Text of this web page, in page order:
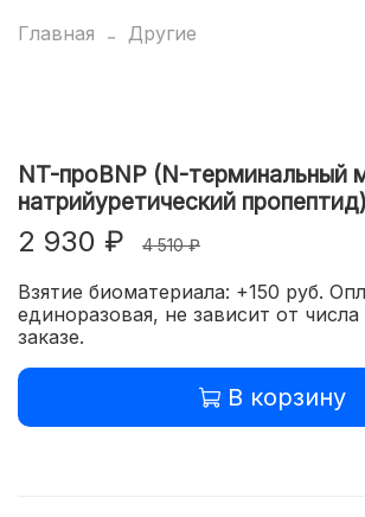
Главная Другие
NT-проBNP (N-терминальный
натрийуретический пропептид)
2 930 ₽ 4 510 ₽
Взятие биоматериала: +150 руб.
единоразовая, не зависит от
заказе.
В корзину